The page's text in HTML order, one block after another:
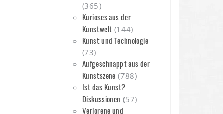
(365)
Kurioses aus der
Kunstwelt (144)
Kunst und Technologie
(73)
Aufgeschnappt aus der
Kunstszene (788)
Ist das Kunst?
Diskussionen (57)
Verlorene und